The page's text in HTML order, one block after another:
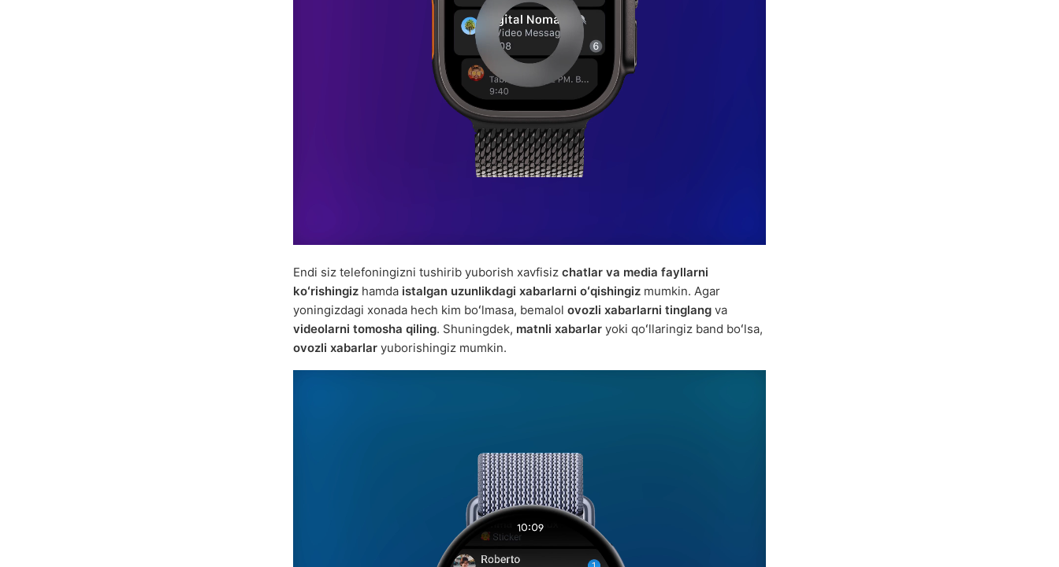
Endi siz telefoningizni tushirib yuborish xavfisiz chatlar va media fayllarni
koʻrishingiz hamda istalgan uzunlikdagi xabarlarni oʻqishingiz mumkin. Agar
yoningizdagi xonada hech kim boʻlmasa, bemalol ovozli xabarlarni tinglang va
videolarni tomosha qiling. Shuningdek, matnli xabarlar yoki qoʻllaringiz band boʻlsa,
ovozli xabarlar yuborishingiz mumkin.